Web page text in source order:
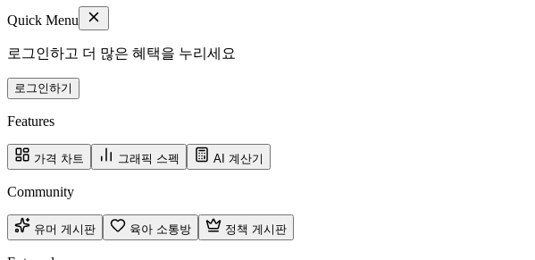
Quick Menu
로그인하고 더 많은 혜택을 누리세요
로그인하기
Features
가격 차트 그래픽 스펙 AI 계산기
Community
유머 게시판 육아 소통방 정책 게시판